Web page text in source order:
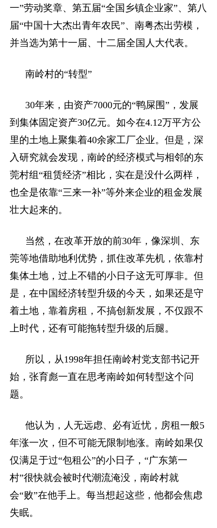
一”劳动奖章、第五届“全国乡镇企业家”、第八
届“中国十大杰出青年农民”、南粤杰出劳模，
并当选为第十一届、十二届全国人大代表。
南岭村的“转型”
30年来，由资产7000元的“鸭屎围”，发展
到集体固定资产30亿元。如今在4.12万平方公
里的土地上聚集着40余家工厂企业。但是，深
入研究就会发现，南岭的经济模式与相邻的东
莞村组“租赁经济”相比，实在是没什么两样，
也全是依靠“三来一补”等外来企业的租金发展
壮大起来的。
当然，在改革开放的前30年，像深圳、东
莞等地借助地利优势，抓住改革先机，依靠村
集体土地，过上不错的小日子这无可厚非。但
是，在中国经济转型升级的今天，如果还是守
着土地，靠着房租，不搞创新发展，不仅跟不
上时代，还有可能拖转型升级的后腿。
所以，从1998年担任南岭村党支部书记开
始，张育彪一直在思考南岭如何转型这个问
题。
他认为，人无远虑、必有近忧，房租一般5
年涨一次，但不可能无限制地涨。南岭如果仅
仅满足于过“包租公”的小日子，“广东第一
村”很快就会被时代潮流淹没，南岭村就
会“败”在他手上。每当想起这些，他都会焦虑
失眠。